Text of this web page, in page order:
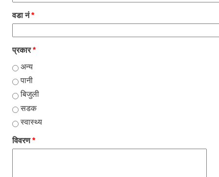
वडा नं*
प्रकार*
अन्य
पानी
बिजुली
सडक
स्वास्थ्य
विवरण*